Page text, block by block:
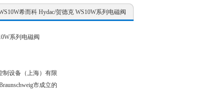
希而科 Hydac/贺德克 WS10W系列电磁阀
系列电磁阀
制设备（上海）有限
市成立的